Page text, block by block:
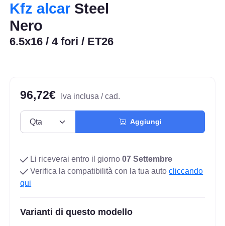
Kfz alcar Steel
Nero
6.5x16 / 4 fori / ET26
96,72€ Iva inclusa / cad.
Aggiungi
Li riceverai entro il giorno07 Settembre
Verifica la compatibilità con la tua autocliccando
qui
Varianti di questo modello